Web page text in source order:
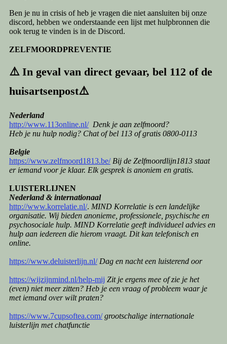
Ben je nu in crisis of heb je vragen die niet aansluiten bij onze
discord, hebben we onderstaande een lijst met hulpbronnen die
ook terug te vinden is in de Discord.
ZELFMOORDPREVENTIE
⚠️ In geval van direct gevaar, bel 112 of de
huisartsenpost⚠️
Nederland
http://www.113online.nl/ Denk je aan zelfmoord?
Heb je nu hulp nodig? Chat of bel 113 of gratis 0800-0113
Belgie
https://www.zelfmoord1813.be/ Bij de Zelfmoordlijn1813 staat
er iemand voor je klaar. Elk gesprek is anoniem en gratis.
LUISTERLIJNEN
Nederland & internationaal
http://www.korrelatie.nl/. MIND Korrelatie is een landelijke
organisatie. Wij bieden anonieme, professionele, psychische en
psychosociale hulp. MIND Korrelatie geeft individueel advies en
hulp aan iedereen die hierom vraagt. Dit kan telefonisch en
online.
https://www.deluisterlijn.nl/ Dag en nacht een luisterend oor
https://wijzijnmind.nl/help-mij Zit je ergens mee of zie je het
(even) niet meer zitten? Heb je een vraag of probleem waar je
met iemand over wilt praten?
https://www.7cupsoftea.com/grootschalige internationale
luisterlijn met chatfunctie